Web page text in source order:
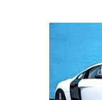
Bentley
фото
Подарите